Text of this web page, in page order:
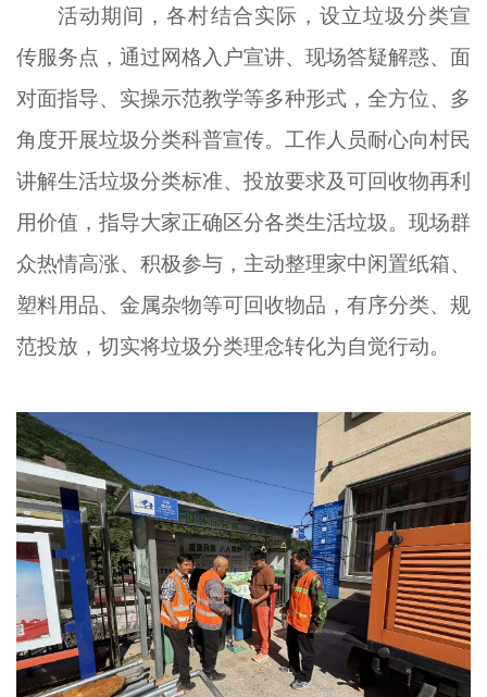
活动期间，各村结合实际，设立垃圾分类宣
传服务点，通过网格入户宣讲、现场答疑解惑、面
对面指导、实操示范教学等多种形式，全方位、多
角度开展垃圾分类科普宣传。工作人员耐心向村民
讲解生活垃圾分类标准、投放要求及可回收物再利
用价值，指导大家正确区分各类生活垃圾。现场群
众热情高涨、积极参与，主动整理家中闲置纸箱、
塑料用品、金属杂物等可回收物品，有序分类、规
范投放，切实将垃圾分类理念转化为自觉行动。